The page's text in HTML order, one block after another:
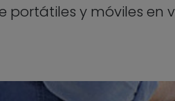
portátiles y móviles